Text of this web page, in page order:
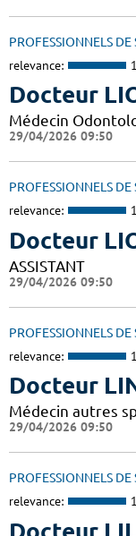
PROFESSIONNELS DE
relevance:
Docteur
Médecin
29/04/2026 09:50
PROFESSIONNELS DE
relevance:
Docteur
ASSISTANT
29/04/2026 09:50
PROFESSIONNELS DE
relevance:
Docteur
Médecin autres
29/04/2026 09:50
PROFESSIONNELS DE
relevance: